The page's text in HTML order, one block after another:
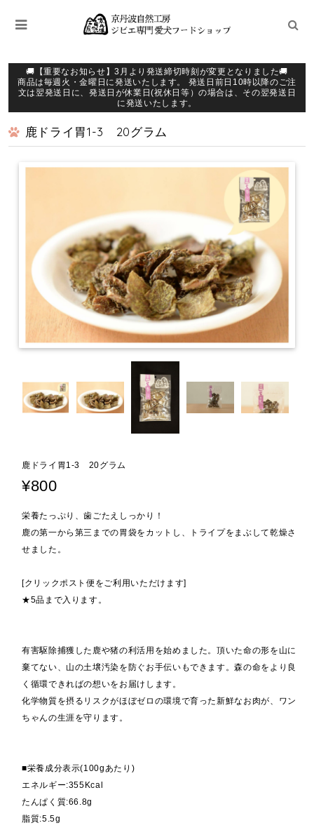
🚚【重要なお知らせ】3月より発送締切時刻が変更となりました🚚
商品は毎週火・金曜日に発送いたします。 発送日前日10時以降のご注
文は翌発送日に、発送日が休業日(祝休日等）の場合は、その翌発送日
に発送いたします。
鹿ドライ胃1-3 20グラム
鹿ドライ胃1-3 20グラム
¥800
栄養たっぷり、歯ごたえしっかり！
鹿の第一から第三までの胃袋をカットし、トライプをまぶして乾燥さ
せました。
[クリックポスト便をご利用いただけます]
★5品まで入ります。
有害駆除捕獲した鹿や猪の利活用を始めました。頂いた命の形を山に
棄てない、山の土壌汚染を防ぐお手伝いもできます。森の命をより良
く循環できればの想いをお届けします。
化学物質を摂るリスクがほぼゼロの環境で育った新鮮なお肉が、ワン
ちゃんの生涯を守ります。
■栄養成分表示(100gあたり)
エネルギー:355Kcal
たんぱく質:66.8g
脂質:5.5g